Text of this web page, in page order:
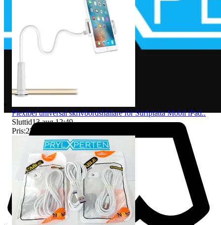
Flexibel universal skrivbordshållare för Surfplatta Mobil iPad..
Sluttid13 aug 12:49.
Pris:221 kr